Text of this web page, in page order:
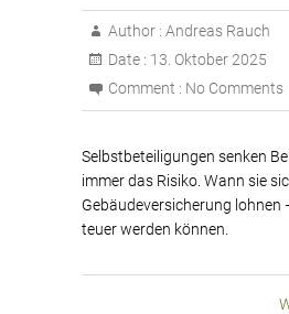
Author : Andreas Rauch
Date : 13. Oktober 2025
Comment : No Comments
Selbstbeteiligungen senken
immer das Risiko. Wann sie
Gebäudeversicherung lohnen
teuer werden können.